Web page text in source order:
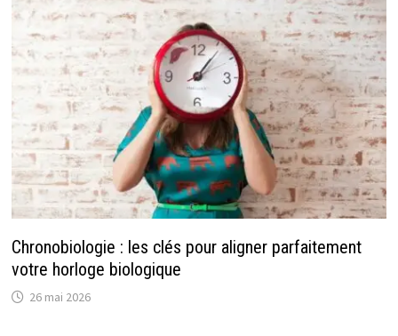
Chronobiologie : les clés pour aligner parfaitement
votre horloge biologique
26 mai 2026